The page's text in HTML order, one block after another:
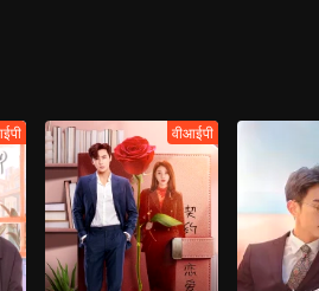
those in need, and gradually grow
वीआईपी